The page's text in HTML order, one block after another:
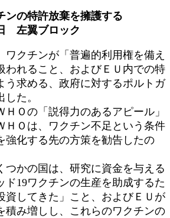
ンの特許放棄を擁護する
左翼ブロック
クチンが「普遍的利用権を備え
われること、およびＥＵ内での特
う求める、政府に対するポルトガ
た。
Ｏの「説得力のあるアピール」
ＨＯは、ワクチン不足という条件
強化する先の方策を勧告したの
かの国は、研究に資金を与える
ド19ワクチンの生産を助成するた
資してきた」こと、およびＥＵが
積み増しし、これらのワクチンの